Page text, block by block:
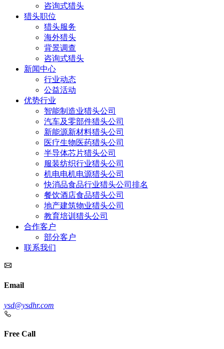
咨询式猎头
猎头职位
猎头服务
海外猎头
背景调查
咨询式猎头
新闻中心
行业动态
公益活动
优势行业
智能制造业猎头公司
汽车及零部件猎头公司
新能源新材料猎头公司
医疗生物医药猎头公司
半导体芯片猎头公司
服装纺织行业猎头公司
机电电机电源猎头公司
快消品食品行业猎头公司排名
餐饮酒店食品猎头公司
地产建筑物业猎头公司
教育培训猎头公司
合作客户
部分客户
联系我们
Email
ysd@ysdhr.com
Free Call